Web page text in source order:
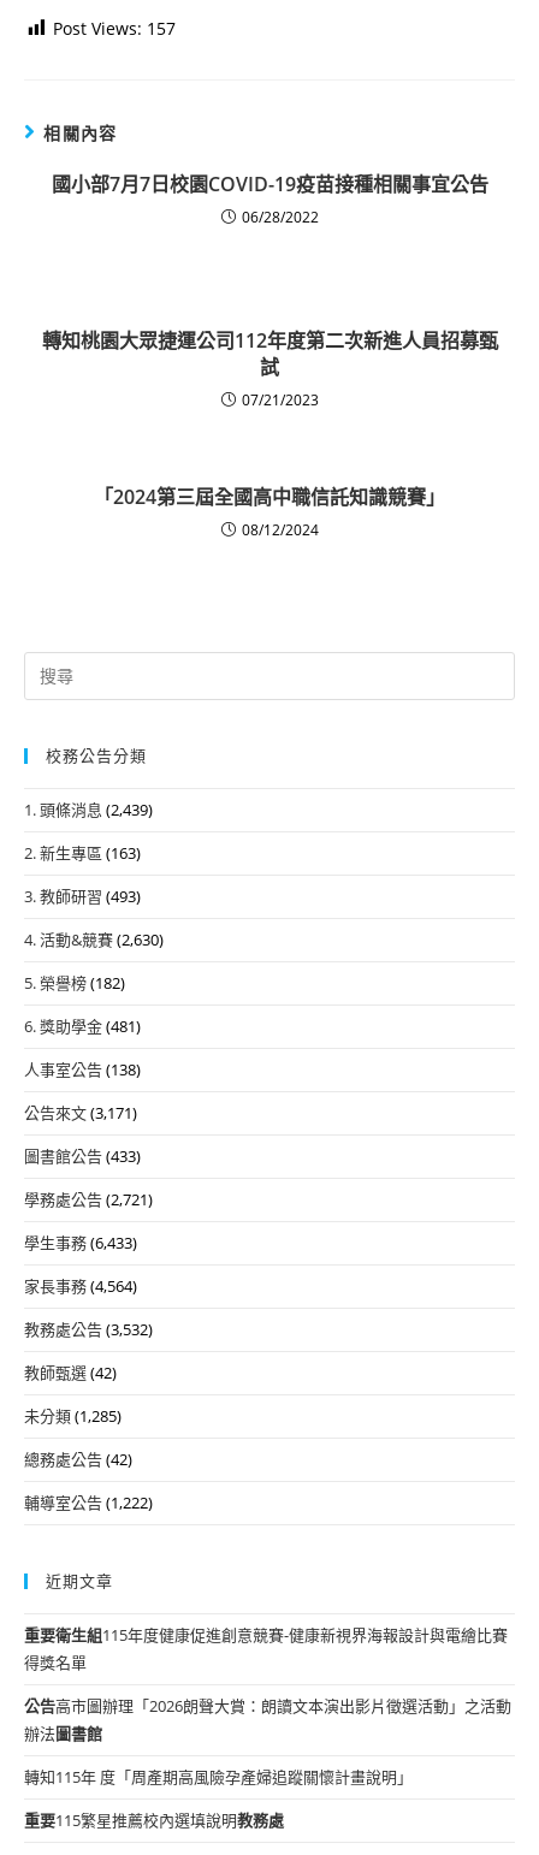
Post Views: 157
相關內容
國小部7月7日校園COVID-19疫苗接種相關事宜公告
06/28/2022
轉知桃園大眾捷運公司112年度第二次新進人員招募甄
試
07/21/2023
「2024第三屆全國高中職信託知識競賽」
08/12/2024
Search
for:
校務公告分類
1. 頭條消息 (2,439)
2. 新生專區 (163)
3. 教師研習 (493)
4. 活動&競賽(2,630)
5. 榮譽榜(182)
6. 獎助學金(481)
人事室公告(138)
公告來文(3,171)
圖書館公告(433)
學務處公告(2,721)
學生事務(6,433)
家長事務(4,564)
教務處公告(3,532)
教師甄選(42)
未分類(1,285)
總務處公告(42)
輔導室公告(1,222)
近期文章
重要衛生組115年度健康促進創意競賽-健康新視界海報設計與電繪比賽
得獎名單
公告高市圖辦理「2026朗聲大賞：朗讀文本演出影片徵選活動」之活動
辦法圖書館
轉知115年 度「周產期高風險孕產婦追蹤關懷計畫說明」
重要115繁星推薦校內選填說明教務處